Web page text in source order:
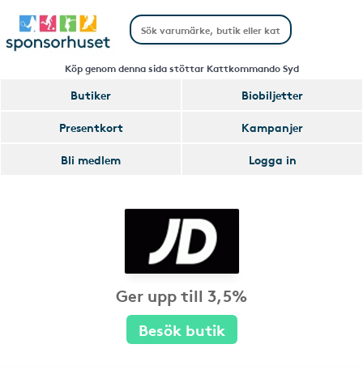
Köp genom denna sida stöttar Kattkommando Syd
Butiker
Biobiljetter
Presentkort
Kampanjer
Bli medlem
Logga in
Ger upp till 3,5%
Besök butik